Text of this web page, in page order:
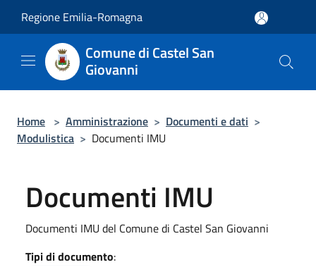
Regione Emilia-Romagna
Comune di Castel San
Giovanni
Home > Amministrazione > Documenti e dati >
Modulistica > Documenti IMU
Documenti IMU
Documenti IMU del Comune di Castel San Giovanni
Tipi di documento: